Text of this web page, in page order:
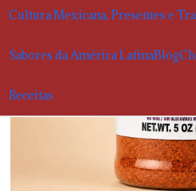
Cultura Mexicana, Presentes e
Sabores da América LatinaBlog
Receitas